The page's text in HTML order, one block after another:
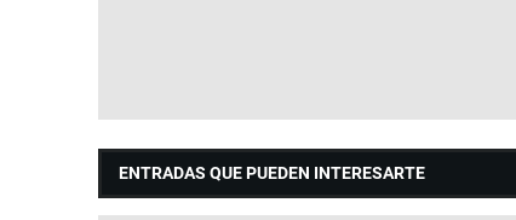
ENTRADAS QUE PUEDEN INTERESARTE